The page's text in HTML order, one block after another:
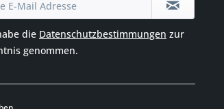
die Datenschutzbestimmungen zur
genommen.